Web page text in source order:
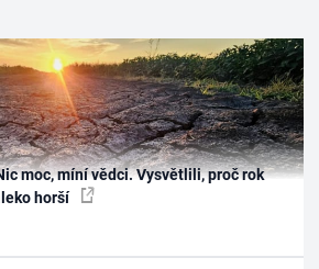
moc, míní vědci. Vysvětlili, proč rok
horší